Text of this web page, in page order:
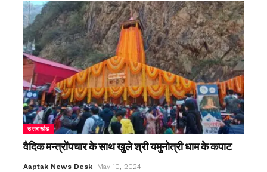
उत्तराखंड
वैदिक मन्त्रोंपचार के साथ खुले श्री यमुनोत्री धाम के कपाट
Aaptak News Desk May 10, 2024